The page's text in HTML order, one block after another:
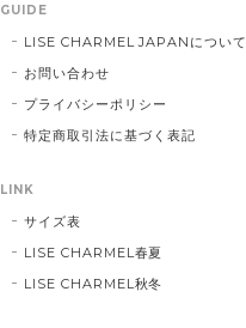
GUIDE
LISE CHARMEL JAPANについて
お問い合わせ
プライバシーポリシー
特定商取引法に基づく表記
LINK
サイズ表
LISE CHARMEL春夏
LISE CHARMEL秋冬